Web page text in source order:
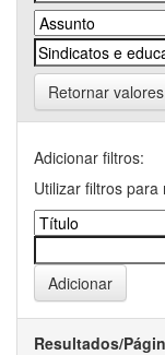
Retornar valores
Adicionar filtros:
Utilizar filtros
Resultados/